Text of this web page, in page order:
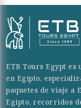
ETB Tours Egypt es
en Egipto,
paquetes de viaje a
Egipto, recorridos